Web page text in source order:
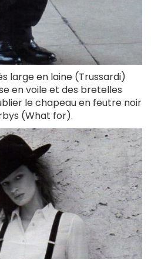
large en laine (Trussardi)
en voile et des bretelles
le chapeau en feutre noir
(What for).